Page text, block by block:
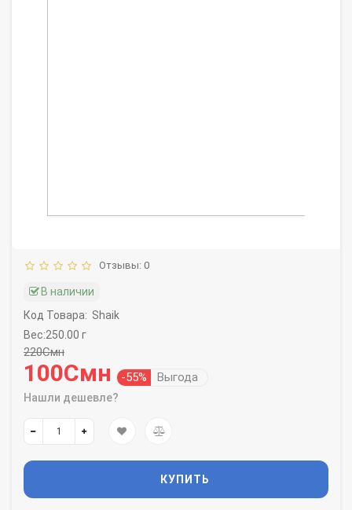
Отзывы: 0
В наличии
Код Товара: Shaik
Вес:250.00 г
220Смн
100Смн -55% Выгода
Нашли дешевле?
КУПИТЬ